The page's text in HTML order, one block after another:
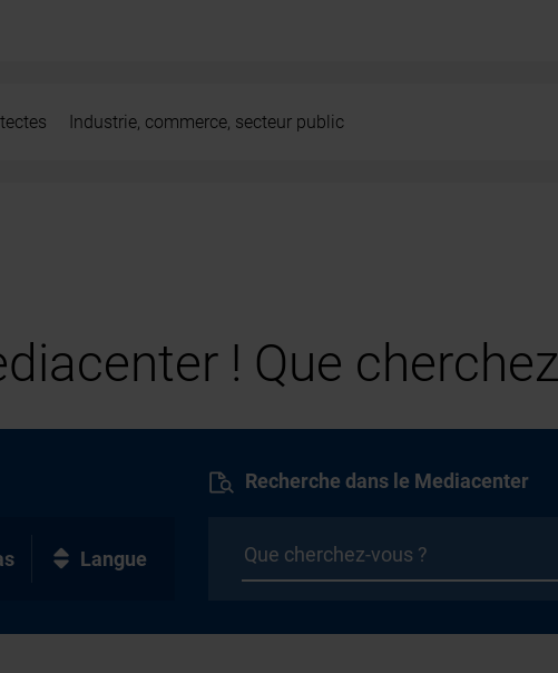
Industrie, commerce, secteur public
! Que
Recherche dans le Mediacenter
Langue